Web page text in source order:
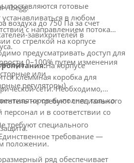
Abegg.
воздуха до 750 Па за счет
завихрителей в
0–100% путем изменения
или
регуляторы).
не требуют специального
положении.
ряд обеспечивает
поставляются готовые
в любом
с направлением потока
со стрелкой на корпусе
предусматривать доступ для
На корпусе
клеммная коробка для
сети. Необходимо,
выполнял только
и в соответствии со
требуют специального
требование —